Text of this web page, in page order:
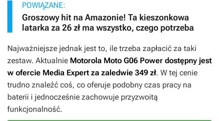
POWIĄZANE:
Groszowy hit na Amazonie! Ta kieszonkowa
latarka za 26 zł ma wszystko, czego potrzeba
Najważniejsze jednak jest to, ile trzeba zapłacić za taki
zestaw. Aktualnie Motorola Moto G06 Power dostępny jest
w ofercie Media Expert za zaledwie 349 zł. W tej cenie
trudno znaleźć coś, co oferuje podobny czas pracy na
baterii i jednocześnie zachowuje przyzwoitą
funkcjonalność.